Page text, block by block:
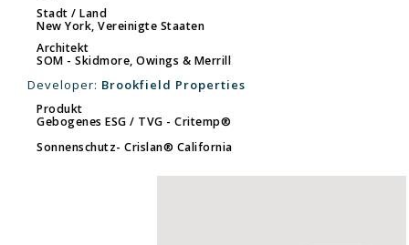
Stadt / Land
New York, Vereinigte Staaten
Architekt
SOM - Skidmore, Owings & Merrill
Developer: Brookfield Properties
Produkt
Gebogenes ESG / TVG - Critemp®
Sonnenschutz- Crislan® California